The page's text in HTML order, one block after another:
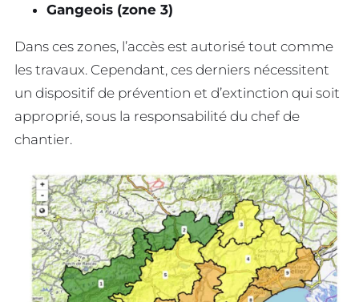
Gangeois (zone 3)
Dans ces zones, l’accès est autorisé tout comme
les travaux. Cependant, ces derniers nécessitent
un dispositif de prévention et d’extinction qui soit
approprié, sous la responsabilité du chef de
chantier.